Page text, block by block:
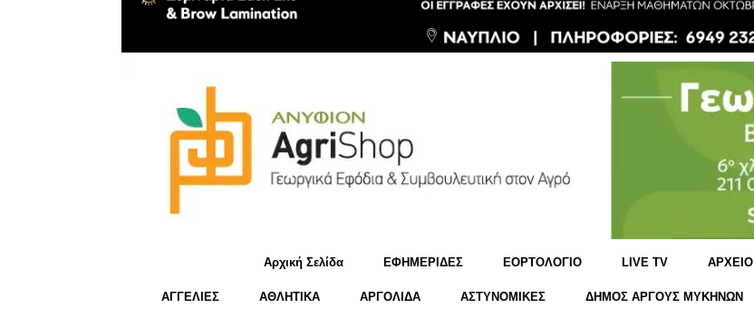
Αρχική Σελίδα ΕΦΗΜΕΡΙΔΕΣ ΕΟΡΤΟΛΟΓΙΟ LIVE TV ΑΡΧΕΙΟ
ΑΓΓΕΛΙΕΣ ΑΘΛΗΤΙΚΑ ΑΡΓΟΛΙΔΑ ΑΣΤΥΝΟΜΙΚΕΣ ΔΗΜΟΣ ΑΡΓΟΥΣ ΜΥΚΗΝΩΝ